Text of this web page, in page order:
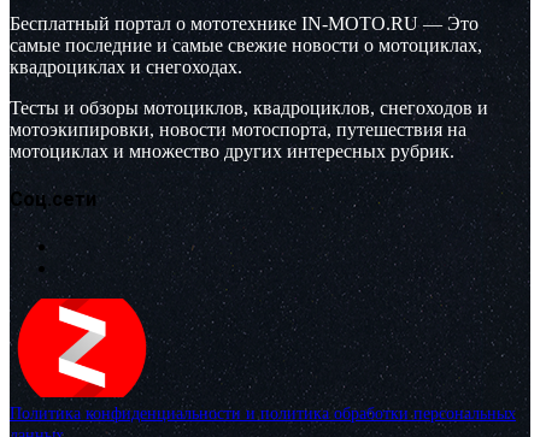
Бесплатный портал о мототехнике IN-MOTO.RU — Это
самые последние и самые свежие новости о мотоциклах,
квадроциклах и снегоходах.
Тесты и обзоры мотоциклов, квадроциклов, снегоходов и
мотоэкипировки, новости мотоспорта, путешествия на
мотоциклах и множество других интересных рубрик.
Соц.сети
Политика конфиденциальности и политика обработки персональных